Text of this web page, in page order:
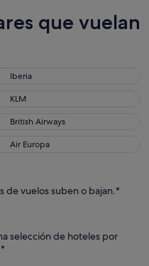
que vuelan
Iberia
Iberia
KLM
KLM
British Airways
British Airways
Air Europa
Air Europa
de vuelos suben o bajan.*
selección de hoteles por